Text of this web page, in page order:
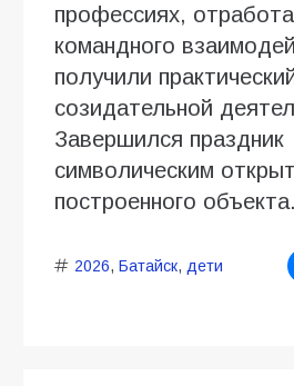
профессиях,
командного
получили
созидательной
Завершился праздник
символическим
построенного объекта.
2026, Батайск, дети